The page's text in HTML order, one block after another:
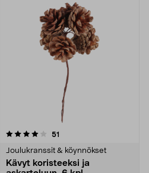
51
Joulukranssit & köynnökset
Kävyt koristeeksi ja